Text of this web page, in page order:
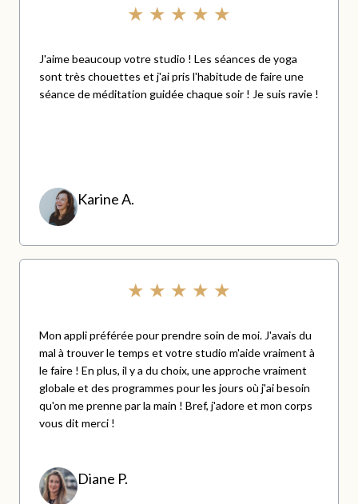
★ ★ ★ ★ ★
J'aime beaucoup votre studio ! Les séances de yoga
sont très chouettes et j'ai pris l'habitude de faire une
séance de méditation guidée chaque soir ! Je suis ravie !
Karine A.
★ ★ ★ ★ ★
Mon appli préférée pour prendre soin de moi. J'avais du
mal à trouver le temps et votre studio m'aide vraiment à
le faire ! En plus, il y a du choix, une approche vraiment
globale et des programmes pour les jours où j'ai besoin
qu'on me prenne par la main ! Bref, j'adore et mon corps
vous dit merci !
Diane P.